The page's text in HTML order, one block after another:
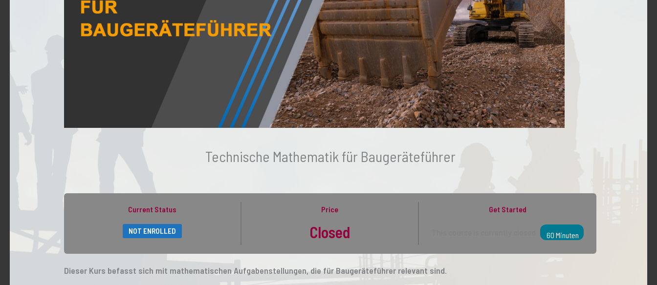
Technische Mathematik für Baugeräteführer
Current Status
NOT ENROLLED
Price
Closed
Get Started
60 Minuten
Dieser Kurs befasst sich mit mathematischen Aufgabenstellungen, die für Baugeräteführer relevant sind.